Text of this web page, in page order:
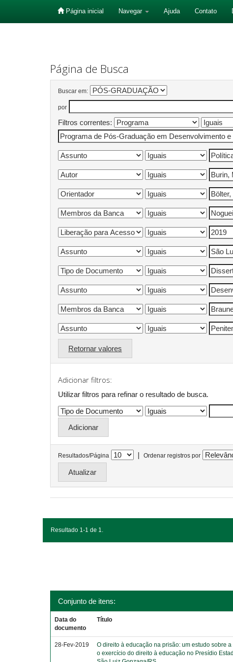
Página inicial Navegar Ajuda Contato
Página de Busca
Buscar em:
por
Filtros correntes:
Retornar valores
Adicionar filtros:
Utilizar filtros para refinar o resultado de busca.
Resultados/Página | Ordenar registros por
Resultado 1-1 de 1.
Conjunto de itens:
Data do
documento
Título
28-Fev-2019
O direito à educação na prisão: um estudo sobre a
o exercício do direito à educação no Presídio